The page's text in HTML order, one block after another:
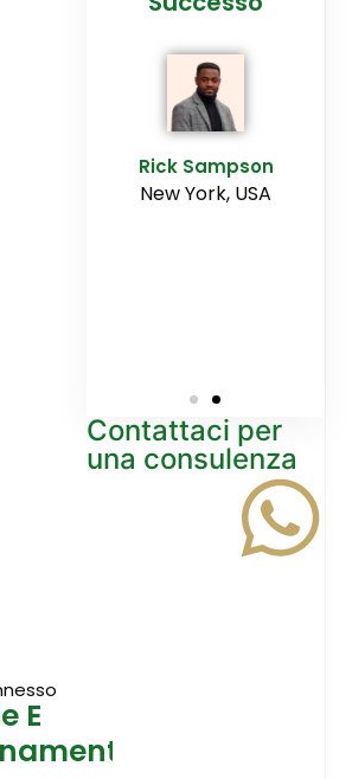
Rick Sampson
New York, USA
Contattaci per
una consulenza
E